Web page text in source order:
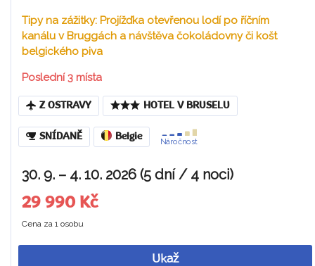
Tipy na zážitky: Projížďka otevřenou lodí po říčním
kanálu v Bruggách a návštěva čokoládovny či košt
belgického piva
Poslední 3 místa
Z OSTRAVY HOTEL V BRUSELU
SNÍDANĚ Belgie
Náročnost
30. 9. – 4. 10. 2026 (5 dní / 4 noci)
29 990 Kč
Cena za 1 osobu
Ukaž